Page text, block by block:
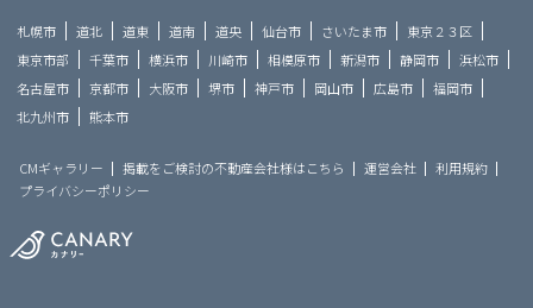
札幌市 道北 道東 道南 道央 仙台市 さいたま市
東京２３区
東京市部
千葉市 横浜市 川崎市 相模原市 新潟市 静岡市
浜松市
名古屋市
京都市 大阪市 堺市 神戸市 岡山市 広島市
福岡市
北九州市
熊本市
CMギャラリー 掲載をご検討の不動産会社様はこちら 運営会社
利用規約
プライバシーポリシー